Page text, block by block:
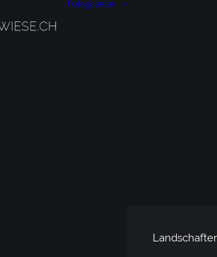
Fotogalerien